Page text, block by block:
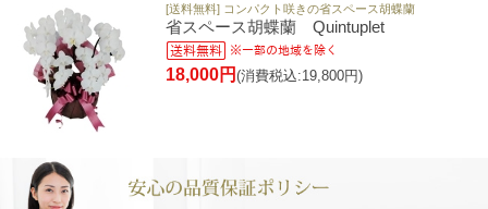
[送料無料] コンパクト咲きの省スペース胡蝶蘭
省スペース胡蝶蘭 Quintuplet
18,000円 (消費税込:19,800円)